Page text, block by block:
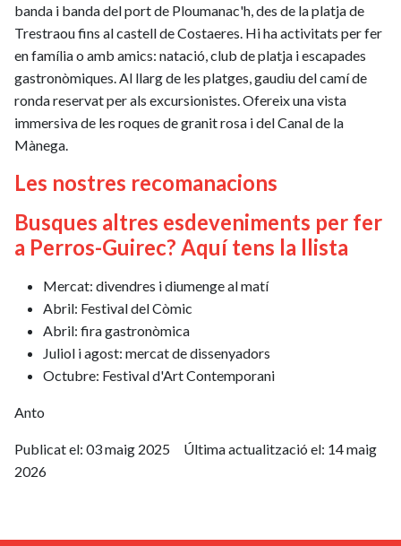
banda i banda del port de Ploumanac'h, des de la platja de
Trestraou fins al castell de Costaeres. Hi ha activitats per fer
en família o amb amics: natació, club de platja i escapades
gastronòmiques. Al llarg de les platges, gaudiu del camí de
ronda reservat per als excursionistes. Ofereix una vista
immersiva de les roques de granit rosa i del Canal de la
Mànega.
Les nostres recomanacions
Busques altres esdeveniments per fer
a Perros-Guirec? Aquí tens la llista
Mercat: divendres i diumenge al matí
Abril: Festival del Còmic
Abril: fira gastronòmica
Juliol i agost: mercat de dissenyadors
Octubre: Festival d'Art Contemporani
Anto
Publicat el: 03 maig 2025 Última actualització el: 14 maig
2026